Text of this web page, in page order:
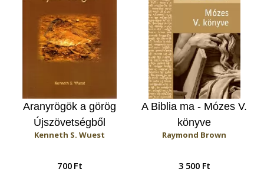
Aranyrögök a görög
Újszövetségből
Kenneth S. Wuest
700 Ft
A Biblia ma - Mózes V.
könyve
Raymond Brown
3 500 Ft